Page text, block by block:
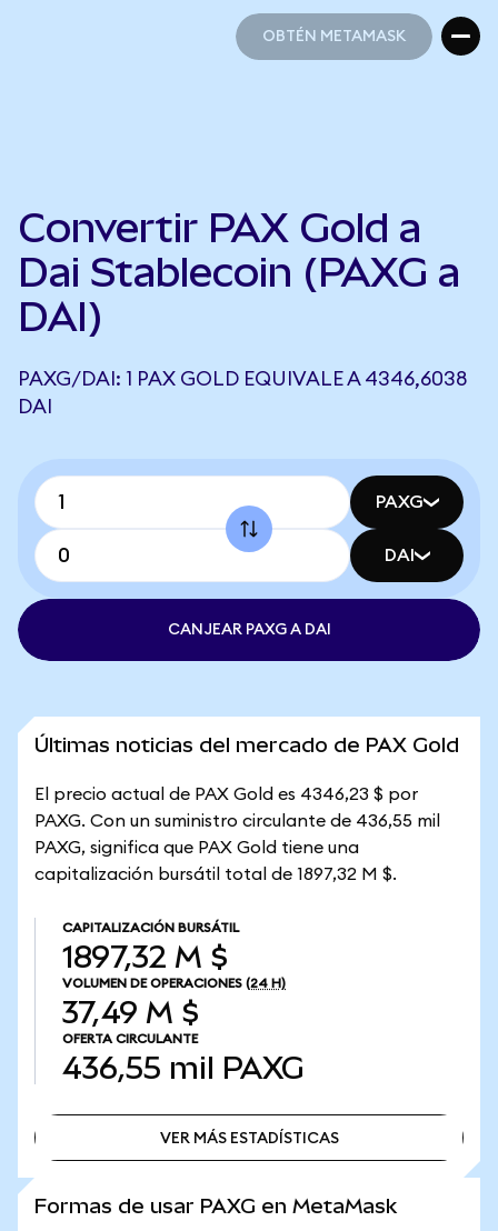
OBTÉN METAMASK
Convertir PAX Gold a
Dai Stablecoin (PAXG a
DAI)
PAXG/DAI: 1 PAX GOLD EQUIVALE A 4346,6038
DAI
PAXG
DAI
CANJEAR PAXG A DAI
Últimas noticias del mercado de PAX Gold
El precio actual de PAX Gold es 4346,23 $ por
PAXG. Con un suministro circulante de 436,55 mil
PAXG, significa que PAX Gold tiene una
capitalización bursátil total de 1897,32 M $.
CAPITALIZACIÓN BURSÁTIL
1897,32 M $
VOLUMEN DE OPERACIONES (24 H)
37,49 M $
OFERTA CIRCULANTE
436,55 mil PAXG
VER MÁS ESTADÍSTICAS
Formas de usar PAXG en MetaMask